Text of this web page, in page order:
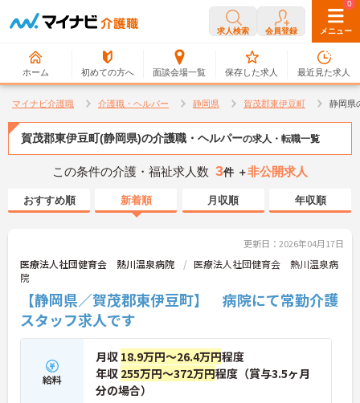
求人検索 会員登録 メニュー
ホーム 初めての方へ 面談会場一覧
0
保存した求人
0
最近見た求人
マイナビ介護職 介護職・ヘルパー 静岡県 賀茂郡東伊豆町 静岡県
賀茂郡東伊豆町(静岡県)の介護職・ヘルパーの求人・転職一覧
この条件の介護・福祉求人数 3件 ＋非公開求人
おすすめ順 新着順 月収順 年収順
更新日：2026年04月17日
医療法人社団健育会 熱川温泉病院
医療法人社団健育会 熱川温泉病
院
【静岡県／賀茂郡東伊豆町】 病院にて常勤介護
スタッフ求人です
給料
月収 18.9万円～26.4万円程度
年収 255万円～372万円程度（賞与3.5ヶ月
分の場合）